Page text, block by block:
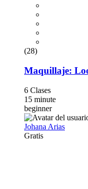
(28)
Maquillaje:
6 Clases
15 minute
beginner
Johana Arias
Gratis